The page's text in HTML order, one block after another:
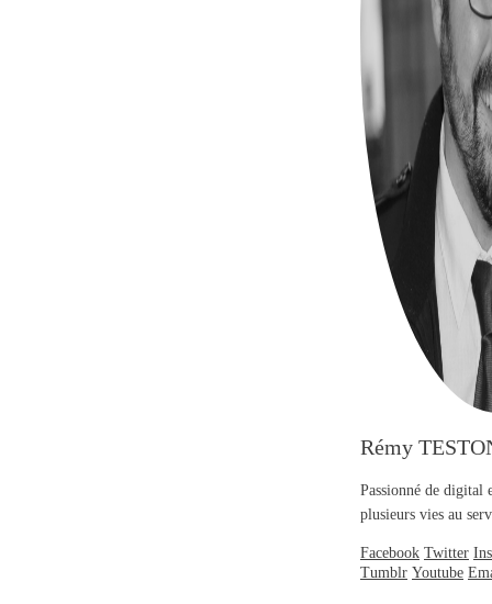
Rémy
Passionné de digital
plusieurs vies au
Facebook Twitter
Tumblr Youtube